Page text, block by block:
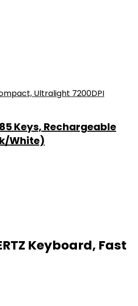
Keys, Rechargeable
White)
Keyboard, Fast